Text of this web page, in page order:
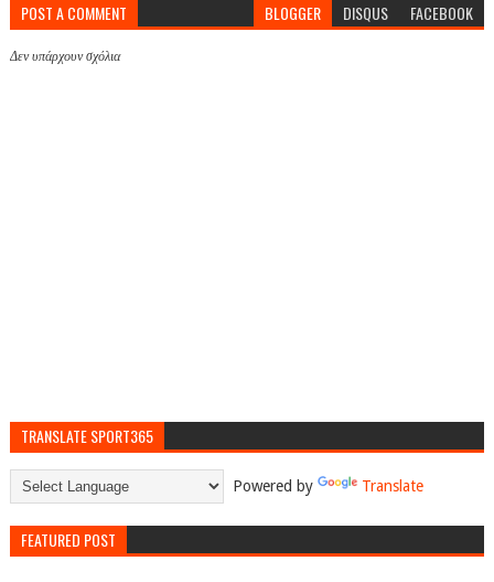
POST A COMMENT BLOGGER DISQUS FACEBOOK
Δεν υπάρχουν σχόλια
TRANSLATE SPORT365
Powered by Translate
FEATURED POST